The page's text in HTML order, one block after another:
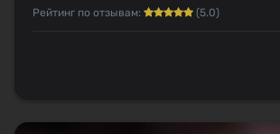
Рейтинг по отзывам: (5.0)